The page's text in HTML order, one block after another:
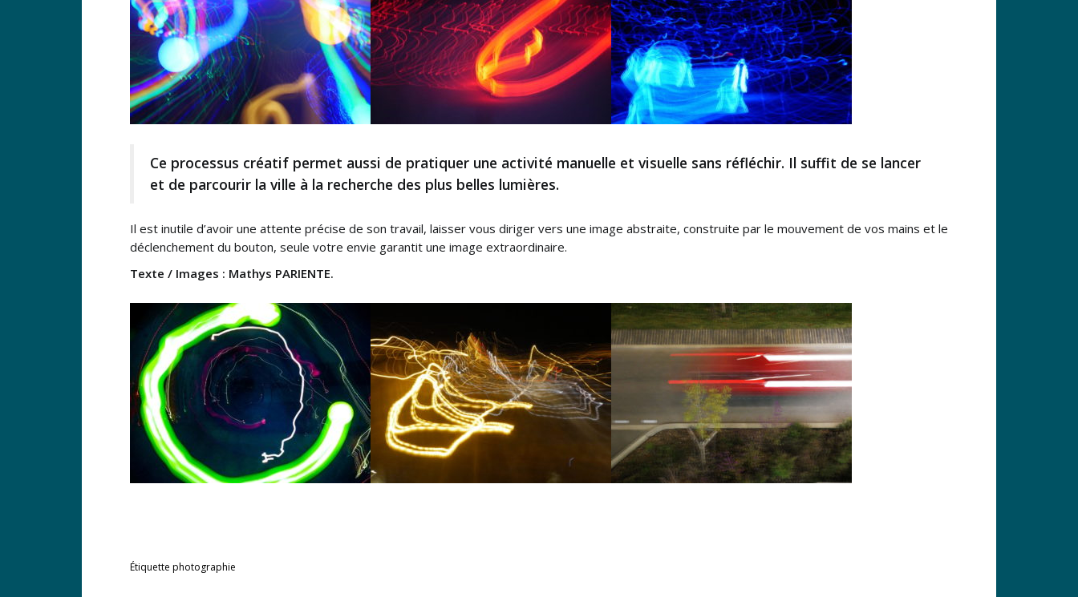
Ce processus créatif permet aussi de pratiquer une activité manuelle et visuelle sans réfléchir. Il suffit de se lancer
et de parcourir la ville à la recherche des plus belles lumières.
Il est inutile d’avoir une attente précise de son travail, laisser vous diriger vers une image abstraite, construite par le mouvement de vos mains et le
déclenchement du bouton, seule votre envie garantit une image extraordinaire.
Texte / Images : Mathys PARIENTE.
Étiquette photographie